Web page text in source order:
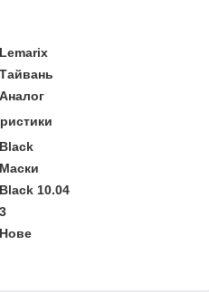
Lemarix
Тайвань
Аналог
Black
Маски
Black 10.04
3
Нове